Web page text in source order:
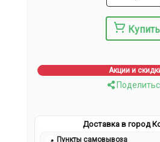
Купить
Акции и
Доставка в город
Пункты самовывоза